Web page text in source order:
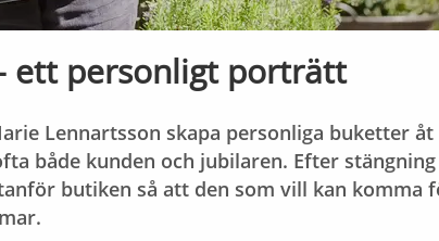
ett personligt porträtt
Lennartsson skapa personliga buketter
både kunden och jubilaren. Efter
butiken så att den som vill kan komma